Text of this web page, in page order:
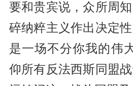
要和贵宾说，众所周
碎纳粹主义作出决定
是一场不分你我的伟
仰所有反法西斯同盟